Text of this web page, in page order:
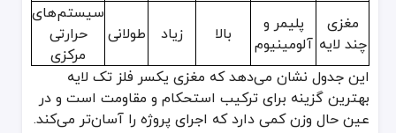
مغزی
چند لایه
پلیمر و
آلومینیوم
بالا زیاد طولانی
سیستم‌های
حرارتی
مرکزی
این جدول نشان می‌دهد که مغزی یکسر فلز تک لایه
بهترین گزینه برای ترکیب استحکام و مقاومت است و در
عین حال وزن کمی دارد که اجرای پروژه را آسان‌تر می‌کند.